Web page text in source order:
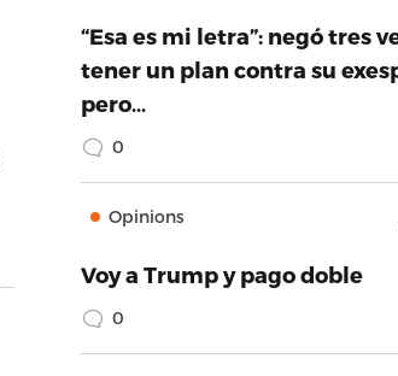
“Esa es mi letra”: negó tres
tener un plan contra su
pero…
0
Opinions
Voy a Trump y pago doble
0